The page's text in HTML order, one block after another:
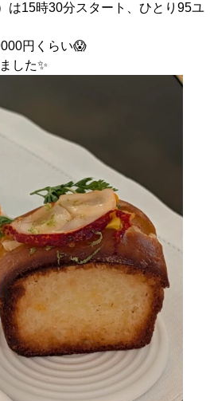
は15時30分スタート、ひとり95ユ
円くらい😱
した✨️